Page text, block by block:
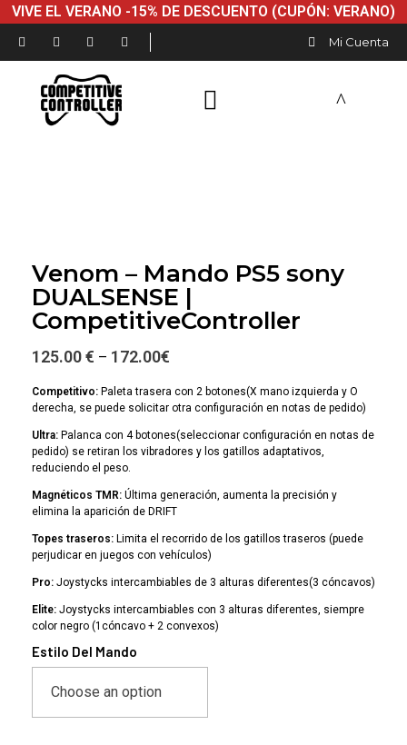
VIVE EL VERANO -15% DE DESCUENTO (CUPÓN: VERANO)
Mi Cuenta
Venom – Mando PS5 sony
DUALSENSE |
CompetitiveController
125.00 € – 172.00€
Competitivo: Paleta trasera con 2 botones(X mano izquierda y O
derecha, se puede solicitar otra configuración en notas de pedido)
Ultra: Palanca con 4 botones(seleccionar configuración en notas de
pedido) se retiran los vibradores y los gatillos adaptativos,
reduciendo el peso.
Magnéticos TMR: Última generación, aumenta la precisión y
elimina la aparición de DRIFT
Topes traseros: Limita el recorrido de los gatillos traseros (puede
perjudicar en juegos con vehículos)
Pro: Joystycks intercambiables de 3 alturas diferentes(3 cóncavos)
Elite: Joystycks intercambiables con 3 alturas diferentes, siempre
color negro (1cóncavo + 2 convexos)
Estilo Del Mando